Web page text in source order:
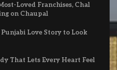
Loved Franchises, Chal
on Chaupal
Love Story to Look
That Lets Every Heart Feel